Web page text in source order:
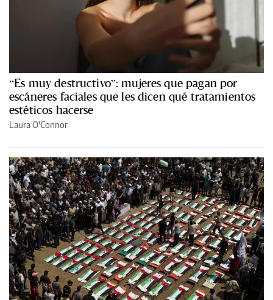
“Es muy destructivo”: mujeres que pagan por
escáneres faciales que les dicen qué tratamientos
estéticos hacerse
Laura O'Connor